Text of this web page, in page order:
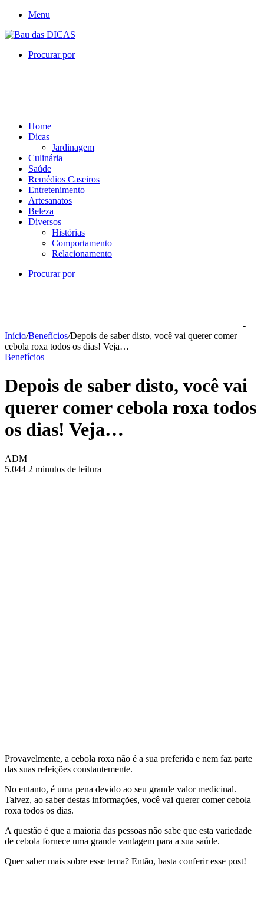
Menu
Procurar por
Home
Dicas
Jardinagem
Culinária
Saúde
Remédios Caseiros
Entretenimento
Artesanatos
Beleza
Diversos
Histórias
Comportamento
Relacionamento
Procurar por
-
Início/Benefícios/Depois de saber disto, você vai querer comer
cebola roxa todos os dias! Veja…
Benefícios
Depois de saber disto, você vai
querer comer cebola roxa todos
os dias! Veja…
ADM
5.044 2 minutos de leitura
Provavelmente, a cebola roxa não é a sua preferida e nem faz parte
das suas refeições constantemente.
No entanto, é uma pena devido ao seu grande valor medicinal.
Talvez, ao saber destas informações, você vai querer comer cebola
roxa todos os dias.
A questão é que a maioria das pessoas não sabe que esta variedade
de cebola fornece uma grande vantagem para a sua saúde.
Quer saber mais sobre esse tema? Então, basta conferir esse post!